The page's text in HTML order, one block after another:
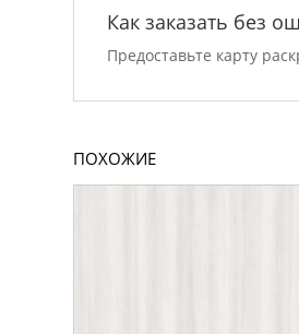
Как заказать без
Предоставьте карту
ПОХОЖИЕ